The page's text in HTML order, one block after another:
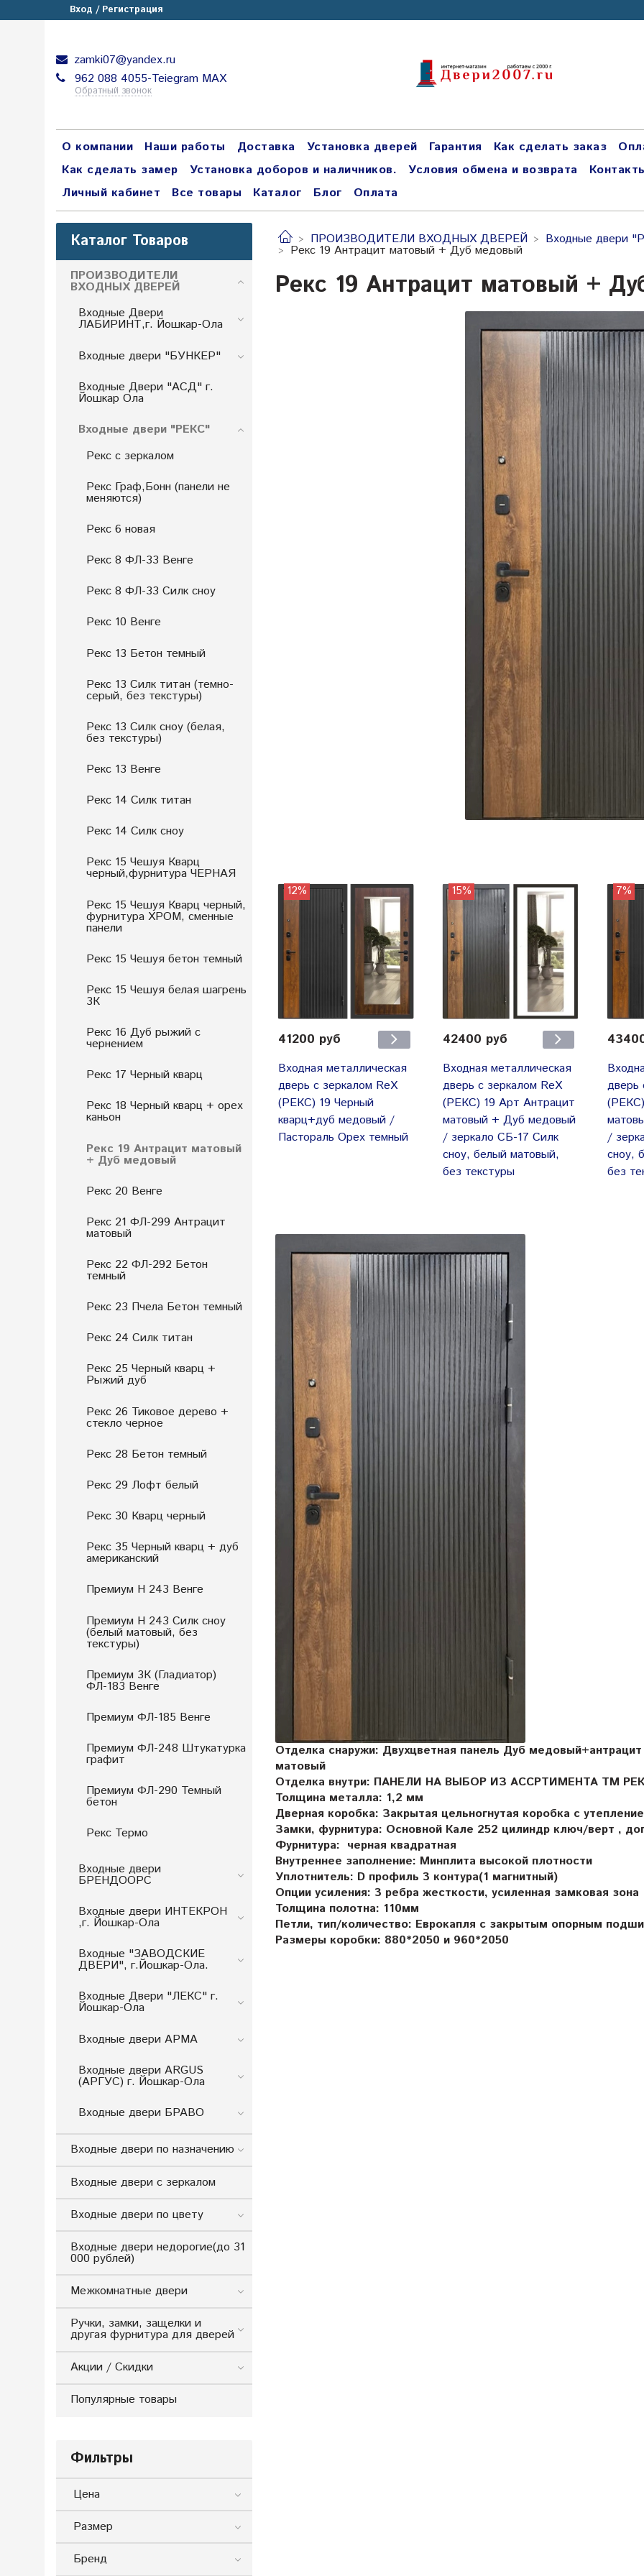
Вход / Регистрация
zamki07@yandex.ru
962 088 4055-Teiegram МАХ
Обратный звонок
О компании Наши работы Доставка Установка дверей Гарантия Как сделать заказ
Как сделать замер
Установка доборов и наличников. Условия обмена и возврата
Личный кабинет
Все товары Каталог Блог Оплата
ПРОИЗВОДИТЕЛИ ВХОДНЫХ ДВЕРЕЙ Входные двери
Рекс 19 Антрацит матовый + Дуб медовый
Рекс 19 Антрацит матовый +
12%
41200 руб
Входная металлическая
дверь с зеркалом RеX
(РЕКС) 19 Черный
кварц+дуб медовый /
Пастораль Орех темный
15%
42400 руб
Входная металлическая
дверь с зеркалом RеX
(РЕКС) 19 Арт Антрацит
матовый + Дуб медовый
/ зеркало СБ-17 Силк
сноу, белый матовый,
без текстуры
7%
дверь
/
сноу,
без
Отделка снаружи: Двухцветная панель Дуб
матовый
Отделка внутри: ПАНЕЛИ НА ВЫБОР ИЗ АССРТИМЕНТА ТМ
Толщина металла: 1,2 мм
Дверная коробка: Закрытая цельногнутая коробка с
Замки, фурнитура: Основной Кале 252 цилиндр ключ/верт ,
Фурнитура: черная квадратная
Внутреннее заполнение: Минплита высокой плотности
Уплотнитель: D профиль 3 контура(1 магнитный)
Опции усиления: 3 ребра жесткости, усиленная замковая зона
Толщина полотна: 110мм
Петли, тип/количество: Еврокапля с закрытым опорным
Размеры коробки: 880*2050 и 960*2050
Каталог Товаров
ПРОИЗВОДИТЕЛИ
ВХОДНЫХ ДВЕРЕЙ
Входные Двери
ЛАБИРИНТ,г. Йошкар-Ола
Входные двери "БУНКЕP"
Входные Двери "АСД" г.
Йошкар Ола
Входные двери "РЕКС"
Рекс с зеркалом
Рекс Граф,Бонн (панели не
меняются)
Рекс 6 новая
Рекс 8 ФЛ-33 Венге
Рекс 8 ФЛ-33 Силк сноу
Рекс 10 Венге
Рекс 13 Бетон темный
Рекс 13 Cилк титан (темно-
серый, без текстуры)
Рекс 13 Силк сноу (белая,
без текстуры)
Рекс 13 Венге
Рекс 14 Силк титан
Рекс 14 Силк сноу
Рекс 15 Чешуя Кварц
черный,фурнитура ЧЕРНАЯ
Рекс 15 Чешуя Кварц черный,
фурнитура ХРОМ, сменные
панели
Рекс 15 Чешуя бетон темный
Рекс 15 Чешуя белая шагрень
3К
Рекс 16 Дуб рыжий с
чернением
Рекс 17 Черный кварц
Рекс 18 Черный кварц + орех
каньон
Рекс 19 Антрацит матовый
+ Дуб медовый
Рекс 20 Венге
Рекс 21 ФЛ-299 Антрацит
матовый
Рекс 22 ФЛ-292 Бетон
темный
Рекс 23 Пчела Бетон темный
Рекс 24 Силк титан
Рекс 25 Черный кварц +
Рыжий дуб
Рекс 26 Тиковое дерево +
стекло черное
Рекс 28 Бетон темный
Рекс 29 Лофт белый
Рекс 30 Кварц черный
Рекс 35 Черный кварц + дуб
американский
Премиум Н 243 Венге
Премиум Н 243 Силк сноу
(белый матовый, без
текстуры)
Премиум 3К (Гладиатор)
ФЛ-183 Венге
Премиум ФЛ-185 Венге
Премиум ФЛ-248 Штукатурка
графит
Премиум ФЛ-290 Темный
бетон
Рекс Термо
Входные двери
БРЕНДООРС
Входные двери ИНТЕКРОН
,г. Йошкар-Ола
Входные "ЗАВОДСКИЕ
ДВЕРИ", г.Йошкар-Ола.
Входные Двери "ЛЕКС" г.
Йошкар-Ола
Входные двери АРМА
Входные двери ARGUS
(АРГУС) г. Йошкар-Ола
Входные двери БРАВО
Входные двери по назначению
Входные двери с зеркалом
Входные двери по цвету
Входные двери недорогие(до 31
000 рублей)
Межкомнатные двери
Ручки, замки, защелки и
другая фурнитура для дверей
Акции / Скидки
Популярные товары
Фильтры
Цена
Размер
Бренд